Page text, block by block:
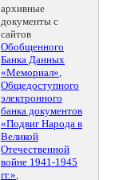
архивные
документы с
сайтов
Обобщенного
Банка Данных
«Мемориал»,
Общедоступного
электронного
банка документов
«Подвиг Народа в
Великой
Отечественной
войне 1941-1945
гг.»,